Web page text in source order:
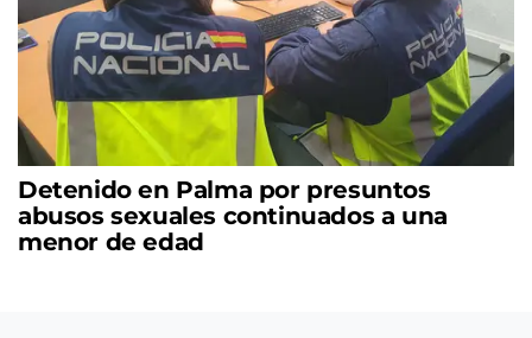
Detenido en Palma por presuntos
abusos sexuales continuados a una
menor de edad